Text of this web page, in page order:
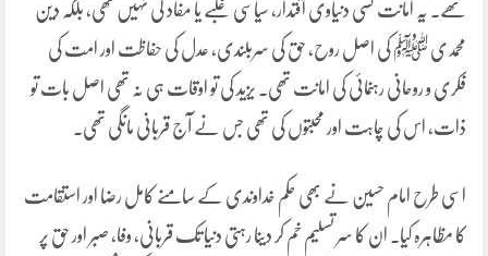
تھے۔ یہ امانت کسی دنیاوی اقتدار، سیاسی غلبے یا مفاد کی نہیں تھی، بلکہ دین
محمدی ﷺ کی اصل روح، حق کی سربلندی، عدل کی حفاظت اور امت کی
فکری و روحانی رہنمائی کی امانت تھی۔ یزید کی تو اوقات ہی نہ تھی اصل بات تو
ذات، اس کی چاہت اور محبتوں کی تھی جس نے آج قربانی مانگی تھی۔
اسی طرح امام حسین نے بھی حکم خداوندی کے سامنے کامل رضا اور استقامت
کا مظاہرہ کیا۔ ان کا سر تسلیم خم کر دینا رہتی دنیا تک قربانی، وفا، صبر اور حق پر